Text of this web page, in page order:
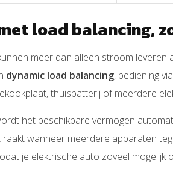
load balancing,
meer dan alleen stroom leveren
dynamic load balancing, bediening
thuisbatterij of meerdere
het beschikbare vermogen
wanneer meerdere apparaten
je elektrische auto zoveel mogelijk